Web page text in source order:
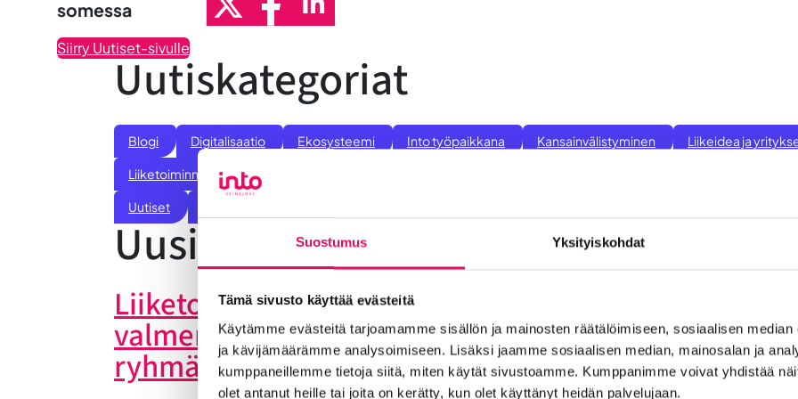
Suostumus Yksityiskohdat
Tämä sivusto käyttää evästeitä
Käytämme evästeitä tarjoamamme sisällön ja mainosten räätälöimiseen, sosiaalisen
ja kävijämäärämme analysoimiseen. Lisäksi jaamme sosiaalisen median, mainosalan ja
kumppaneillemme tietoja siitä, miten käytät sivustoamme. Kumppanimme voivat yhdistää
olet antanut heille tai joita on kerätty, kun olet käyttänyt heidän palvelujaan.
somessa
Siirry Uutiset-sivulle
Uutiskategoriat
Blogi Digitalisaatio Ekosysteemi Into työpaikkana Kansainvälistyminen Liikeidea ja
Liiketoiminnan valmennukset
Uutiset
Uusimmat uutiset
Liiketoiminta lentoon -
valmennuksessa hyödyt
ryhmän tuesta Uutiset
Lue koko artikkeli: